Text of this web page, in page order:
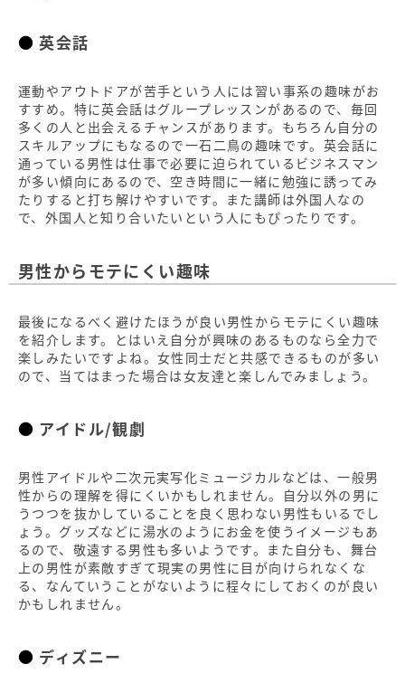
英会話
運動やアウトドアが苦手という人には習い事系の趣味がお
すすめ。特に英会話はグループレッスンがあるので、毎回
多くの人と出会えるチャンスがあります。もちろん自分の
スキルアップにもなるので一石二鳥の趣味です。英会話に
通っている男性は仕事で必要に迫られているビジネスマン
が多い傾向にあるので、空き時間に一緒に勉強に誘ってみ
たりすると打ち解けやすいです。また講師は外国人なの
で、外国人と知り合いたいという人にもぴったりです。
男性からモテにくい趣味
最後になるべく避けたほうが良い男性からモテにくい趣味
を紹介します。とはいえ自分が興味のあるものなら全力で
楽しみたいですよね。女性同士だと共感できるものが多い
ので、当てはまった場合は女友達と楽しんでみましょう。
アイドル/観劇
男性アイドルや二次元実写化ミュージカルなどは、一般男
性からの理解を得にくいかもしれません。自分以外の男に
うつつを抜かしていることを良く思わない男性もいるでし
ょう。グッズなどに湯水のようにお金を使うイメージもあ
るので、敬遠する男性も多いようです。また自分も、舞台
上の男性が素敵すぎて現実の男性に目が向けられなくな
る、なんていうことがないように程々にしておくのが良い
かもしれません。
ディズニー